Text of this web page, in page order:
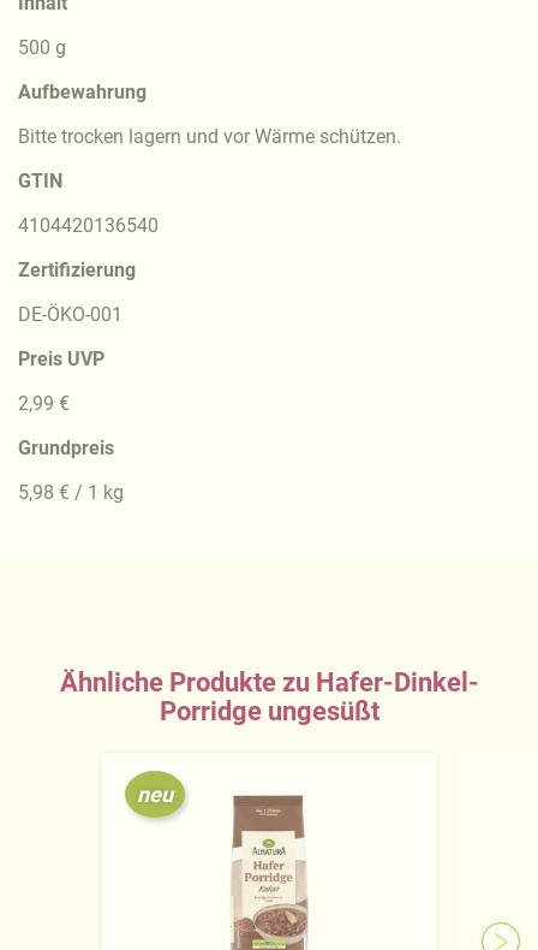
500 g
Aufbewahrung
Bitte trocken lagern und vor Wärme schützen.
GTIN
4104420136540
Zertifizierung
DE-ÖKO-001
Preis UVP
2,99 €
Grundpreis
5,98 € / 1 kg
Ähnliche Produkte zu Hafer-Dinkel-
Porridge ungesüßt
neu